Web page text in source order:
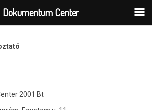
2001 Bt
Dokumentum Center